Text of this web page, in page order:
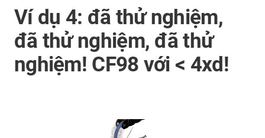
Ví dụ 4: đã thử nghiệm,
đã thử nghiệm, đã thử
nghiệm! CF98 với < 4xd!